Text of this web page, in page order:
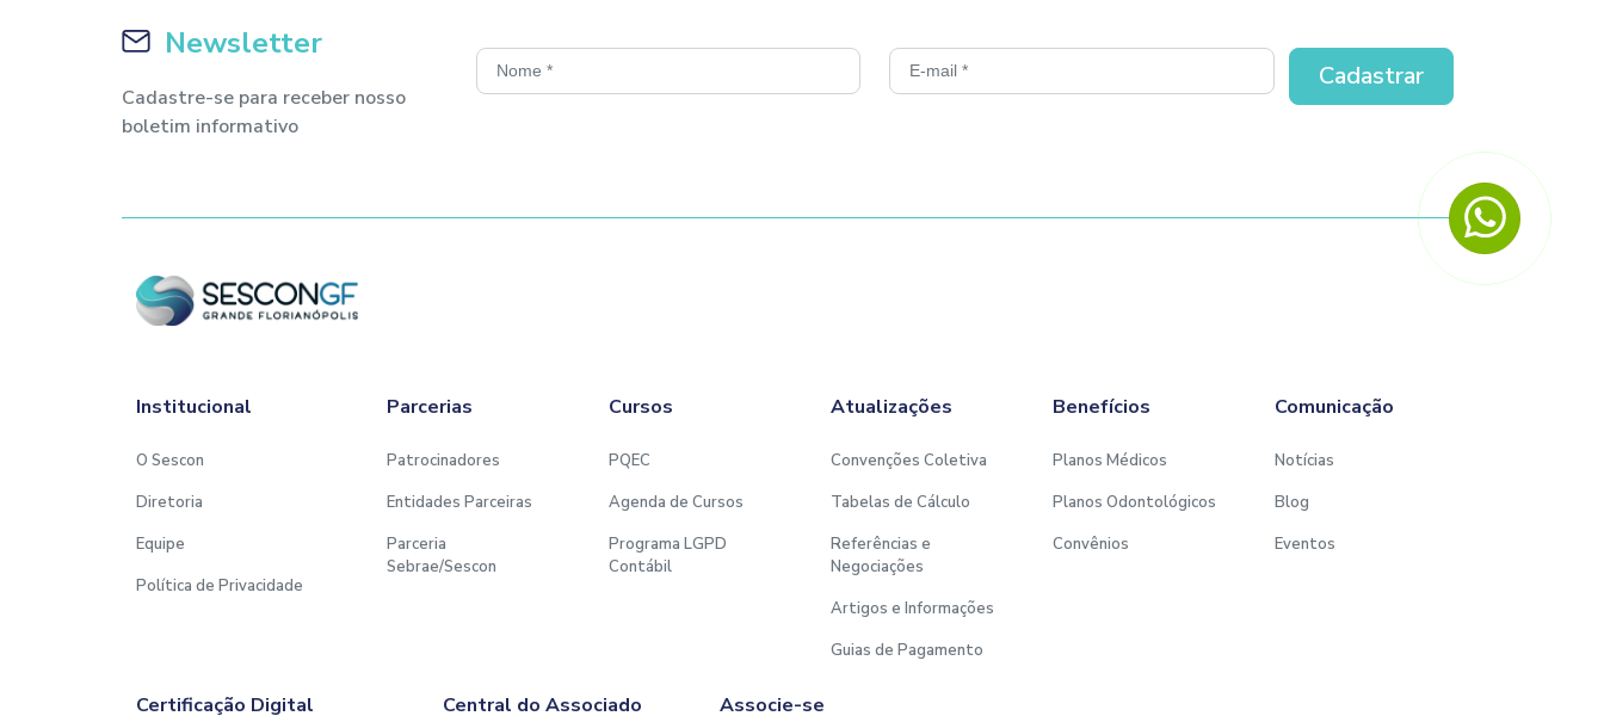
Newsletter
Cadastre-se para receber nosso
boletim informativo
Institucional
O Sescon
Diretoria
Equipe
Política de Privacidade
Parcerias
Patrocinadores
Entidades Parceiras
Parceria
Sebrae/Sescon
Cursos
PQEC
Agenda de Cursos
Programa LGPD
Contábil
Atualizações
Convenções Coletiva
Tabelas de Cálculo
Referências e
Negociações
Artigos e Informações
Guias de Pagamento
Benefícios
Planos Médicos
Planos Odontológicos
Convênios
Comunicação
Notícias
Blog
Eventos
Certificação Digital Central do Associado Associe-se